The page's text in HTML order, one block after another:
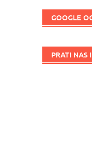
GOOGLE
PRATI NAS